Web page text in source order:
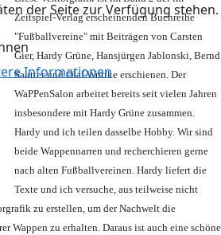
der Seite zur Verfügung stehen.
Informationen
Zeitspiel-Verlag erscheinenden Buchreihe
"Fußballvereine" mit Beiträgen von Carsten
Gier, Hardy Grüne, Hansjürgen Jablonski, Bernd
Sautter und Olaf Wuttke erschienen. Der
WaPPenSalon arbeitet bereits seit vielen Jahren
insbesondere mit Hardy Grüne zusammen.
Hardy und ich teilen dasselbe Hobby. Wir sind
beide Wappennarren und recherchieren gerne
nach alten Fußballvereinen. Hardy liefert die
Texte und ich versuche, aus teilweise nicht
zu erstellen, um der Nachwelt die
Wappen zu erhalten. Daraus ist auch eine schöne